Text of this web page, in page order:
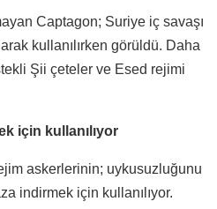
Captagon; Suriye iç savaşı
kullanılırken görüldü. Daha
Şii çeteler ve Esed rejimi
için kullanılıyor
askerlerinin; uykusuzluğunu
indirmek için kullanılıyor.